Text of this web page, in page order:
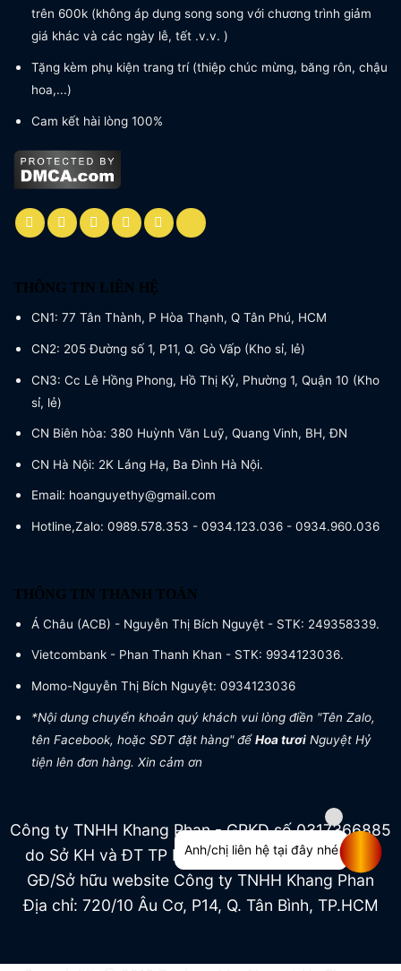
trên 600k (không áp dụng song song với chương trình giảm
giá khác và các ngày lễ, tết .v.v. )
Tặng kèm phụ kiện trang trí (thiệp chúc mừng, băng rôn, chậu
hoa,...)
Cam kết hài lòng 100%
THÔNG TIN LIÊN HỆ
CN1: 77 Tân Thành, P Hòa Thạnh, Q Tân Phú, HCM
CN2: 205 Đường số 1, P11, Q. Gò Vấp (Kho sỉ, lẻ)
CN3: Cc Lê Hồng Phong, Hồ Thị Kỷ, Phường 1, Quận 10 (Kho
sỉ, lẻ)
CN Biên hòa: 380 Huỳnh Văn Luỹ, Quang Vinh, BH, ĐN
CN Hà Nội: 2K Láng Hạ, Ba Đình Hà Nội.
Email: hoanguyethy@gmail.com
Hotline,Zalo: 0989.578.353 - 0934.123.036 - 0934.960.036
THÔNG TIN THANH TOÁN
Á Châu (ACB) - Nguyễn Thị Bích Nguyệt - STK: 249358339.
Vietcombank - Phan Thanh Khan - STK: 9934123036.
Momo-Nguyễn Thị Bích Nguyệt: 0934123036
*Nội dung chuyển khoản quý khách vui lòng điền "Tên Zalo,
tên Facebook, hoặc SĐT đặt hàng" đểHoa tươi Nguyệt Hỷ
tiện lên đơn hàng. Xin cảm ơn
Công ty TNHH Khang Phan - GPKD số 0317366885
do Sở KH và ĐT TP HCM cấp ngày 04/07/2022
GĐ/Sở hữu website Công ty TNHH Khang Phan
Địa chỉ: 720/10 Âu Cơ, P14, Q. Tân Bình, TP.HCM
Anh/chị liên hệ tại đây nhé